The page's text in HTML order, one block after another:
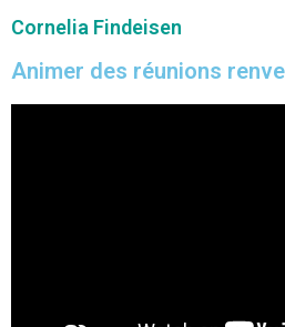
Cornelia Findeisen
Animer des réunions